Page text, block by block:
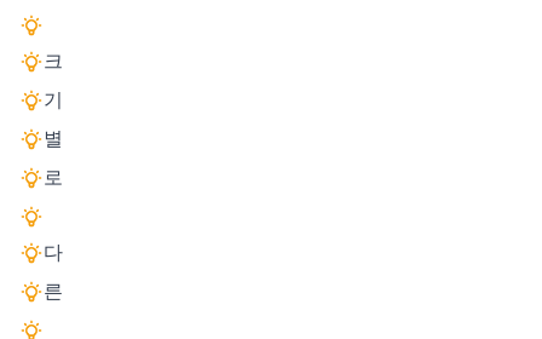
크
기
별
로
다
른